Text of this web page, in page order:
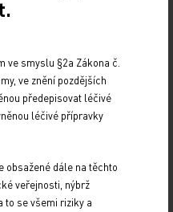
roztroušené skerózy,
onemocnění mladých
hepatitid
je celosvětovým
závažnost trvale roste.
hepatitidy B…
ve smyslu §2a Zákona č.
ve znění pozdějších
předepisovat léčivé
léčivé přípravky
obsažené dále na těchto
veřejnosti, nýbrž
to se všemi riziky a